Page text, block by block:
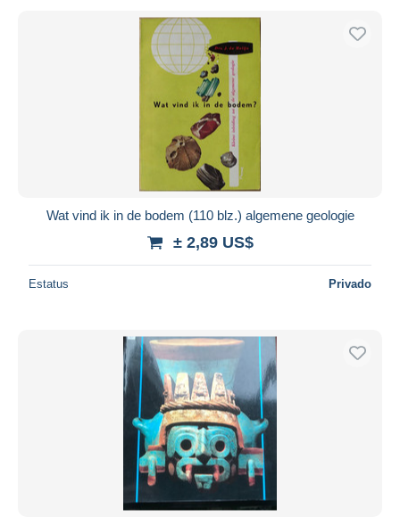
Wat vind ik in de bodem (110 blz.) algemene geologie
± 2,89 US$
Estatus Privado